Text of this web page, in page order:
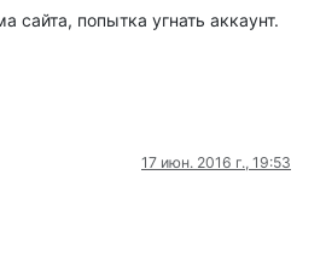
сайта, попытка угнать аккаунт.
17 июн. 2016 г., 19:53